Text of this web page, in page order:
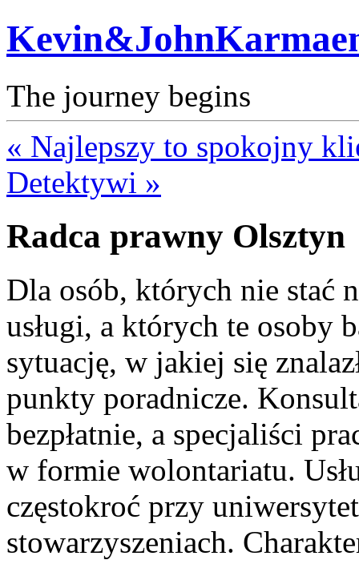
The journey begins
« Najlepszy to spokojny
Detektywi »
Radca prawny Olsztyn
Dla osób, których nie stać
usługi, a których te osoby
sytuację, w jakiej się
punkty poradnicze.
bezpłatnie, a specjaliści
w formie wolontariatu.
częstokroć przy
stowarzyszeniach.